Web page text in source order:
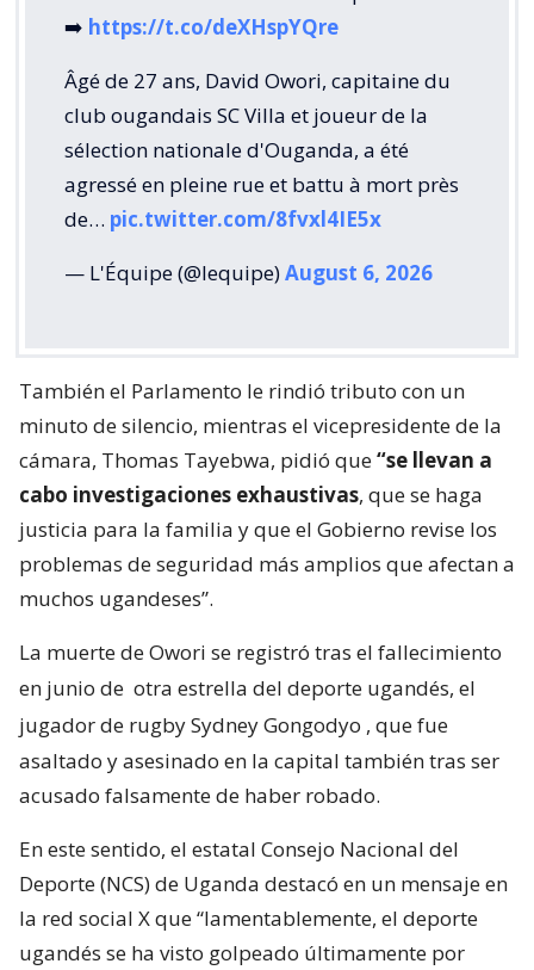
➡️ https://t.co/deXHspYQre
Âgé de 27 ans, David Owori, capitaine du
club ougandais SC Villa et joueur de la
sélection nationale d'Ouganda, a été
agressé en pleine rue et battu à mort près
de… pic.twitter.com/8fvxl4IE5x
— L'Équipe (@lequipe)August 6, 2026
También el Parlamento le rindió tributo con un
minuto de silencio, mientras el vicepresidente de la
cámara, Thomas Tayebwa, pidió que“se llevan a
cabo investigaciones exhaustivas, que se haga
justicia para la familia y que el Gobierno revise los
problemas de seguridad más amplios que afectan a
muchos ugandeses”.
La muerte de Owori se registró tras el fallecimiento
en junio de otra estrella del deporte ugandés, el
jugador de rugby Sydney Gongodyo , que fue
asaltado y asesinado en la capital también tras ser
acusado falsamente de haber robado.
En este sentido, el estatal Consejo Nacional del
Deporte (NCS) de Uganda destacó en un mensaje en
la red social X que “lamentablemente, el deporte
ugandés se ha visto golpeado últimamente por